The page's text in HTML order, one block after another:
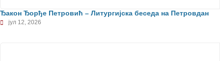
Ђакон Ђорђе Петровић – Литургијска беседа на Петровдан
јул 12, 2026